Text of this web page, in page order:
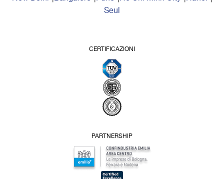
Seul
CERTIFICAZIONI
PARTNERSHIP